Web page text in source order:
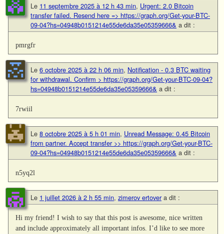
Le 11 septembre 2025 à 12 h 43 min, Urgent: 2.0 Bitcoin
transfer failed. Resend here => https://graph.org/Get-your-BTC-
09-04?hs=04948b0151214e55de6da35e05359666& a dit :
pmrgfr
Le 6 octobre 2025 à 22 h 06 min, Notification - 0.3 BTC waiting
for withdrawal. Confirm > https://graph.org/Get-your-BTC-09-04?
hs=04948b0151214e55de6da35e05359666& a dit :
7rwiil
Le 8 octobre 2025 à 5 h 01 min, Unread Message: 0.45 Bitcoin
from partner. Accept transfer >> https://graph.org/Get-your-BTC-
09-04?hs=04948b0151214e55de6da35e05359666& a dit :
n5yq2l
Le 1 juillet 2026 à 2 h 55 min, zimerov ertover a dit :
Hi my friend! I wish to say that this post is awesome, nice written
and include approximately all important infos. I’d like to see more